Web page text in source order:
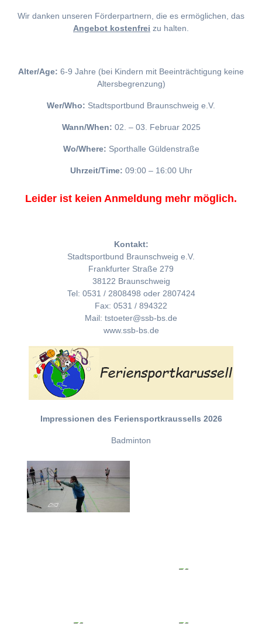
Wir danken unseren Förderpartnern, die es ermöglichen, das
Angebot kostenfrei zu halten.
Alter/Age: 6-9 Jahre (bei Kindern mit Beeinträchtigung keine
Altersbegrenzung)
Wer/Who: Stadtsportbund Braunschweig e.V.
Wann/When: 02. – 03. Februar 2025
Wo/Where: Sporthalle Güldenstraße
Uhrzeit/Time: 09:00 – 16:00 Uhr
Leider ist keien Anmeldung mehr möglich.
Kontakt:
Stadtsportbund Braunschweig e.V.
Frankfurter Straße 279
38122 Braunschweig
Tel: 0531 / 2808498 oder 2807424
Fax: 0531 / 894322
Mail: tstoeter@ssb-bs.de
www.ssb-bs.de
Impressionen des Feriensportkraussells 2026
Badminton